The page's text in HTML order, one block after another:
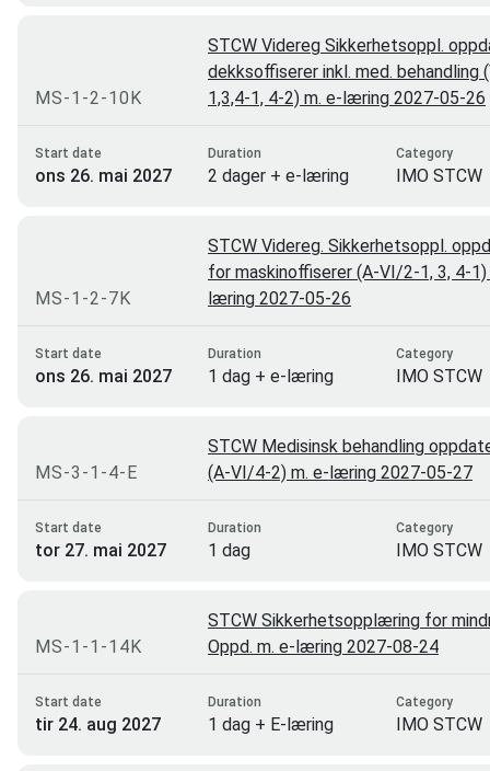
3
E-læring/ombord trening
3
Stjørdal
2
MS-1-2-10K
Start date
ons 26. mai 2027
STCW Videreg Sikkerhetsoppl.
dekksoffiserer inkl. med. behandling
1,3,4-1, 4-2) m. e-læring 2027-05-26
Duration
2 dager + e-læring
Category
IMO STCW
MS-1-2-7K
Start date
ons 26. mai 2027
STCW Videreg. Sikkerhetsoppl.
for maskinoffiserer (A-VI/2-1, 3, 4-1)
læring 2027-05-26
Duration
1 dag + e-læring
Category
IMO STCW
MS-3-1-4-E
Start date
tor 27. mai 2027
STCW Medisinsk behandling
(A-VI/4-2) m. e-læring 2027-05-27
Duration
1 dag
Category
IMO STCW
MS-1-1-14K
Start date
tir 24. aug 2027
STCW Sikkerhetsopplæring for
Oppd. m. e-læring 2027-08-24
Duration
1 dag + E-læring
Category
IMO STCW